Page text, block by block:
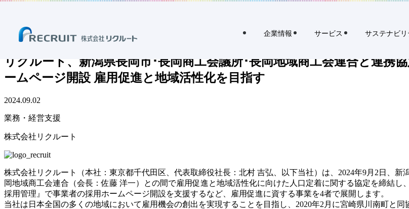
企業情報 サービス サステナビリ
リクルート、新潟県長岡市･長岡商工会議所･長岡地域商工会連合と連
ームページ開設 雇用促進と地域活性化を目指す
2024.09.02
業務・経営支援
株式会社リクルート
株式会社リクルート（本社：東京都千代田区、代表取締役社長：北村 吉弘、以下当社）は、2024年9月2日、
岡地域商工会連合（会長：佐藤 洋一）との間で雇用促進と地域活性化に向けた人口定着に関する協定を締結
採用管理』で事業者の採用ホームページ開設を支援するなど、雇用促進に資する事業を4者で展開します。
当社は日本全国の多くの地域において雇用機会の創出を実現することを目指し、2020年2月に宮崎県川南町と